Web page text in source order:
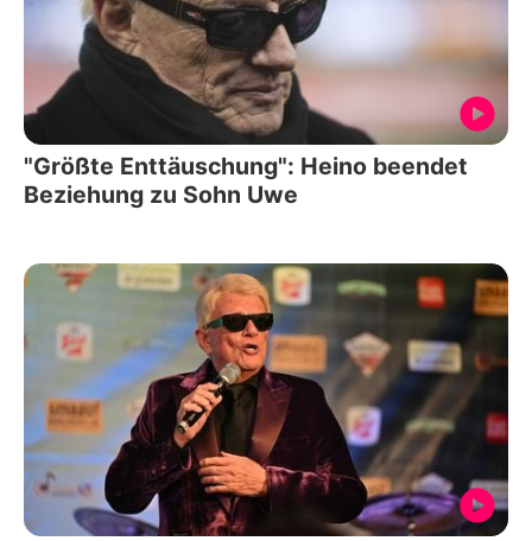
"Größte Enttäuschung": Heino beendet
Beziehung zu Sohn Uwe